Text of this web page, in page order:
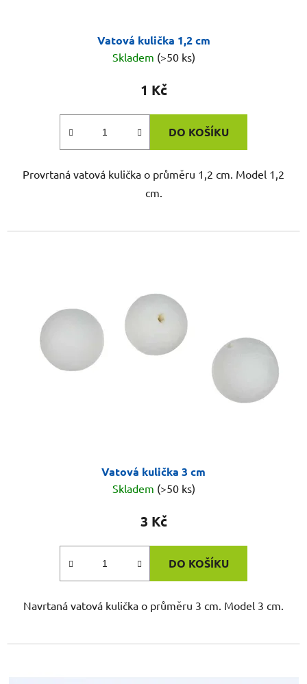
Vatová kulička 1,2 cm
Skladem (>50 ks)
1 Kč
DO KOŠÍKU
Provrtaná vatová kulička o průměru 1,2 cm. Model 1,2
cm.
Vatová kulička 3 cm
Skladem (>50 ks)
3 Kč
DO KOŠÍKU
Navrtaná vatová kulička o průměru 3 cm. Model 3 cm.